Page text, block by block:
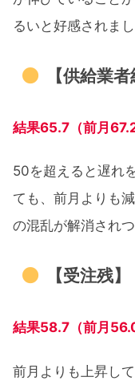
るいと好感されまし
【供給業者
結果65.7（前月67.2
50を超えると遅れ
ても、前月よりも
の混乱が解消され
【受注残】
結果58.7（前月56.0
前月よりも上昇し